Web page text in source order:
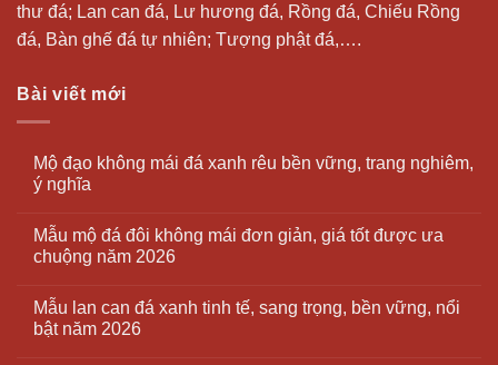
thư đá; Lan can đá, Lư hương đá, Rồng đá, Chiếu Rồng
đá, Bàn ghế đá tự nhiên; Tượng phật đá,….
Bài viết mới
Mộ đạo không mái đá xanh rêu bền vững, trang nghiêm,
ý nghĩa
Mẫu mộ đá đôi không mái đơn giản, giá tốt được ưa
chuộng năm 2026
Mẫu lan can đá xanh tinh tế, sang trọng, bền vững, nổi
bật năm 2026